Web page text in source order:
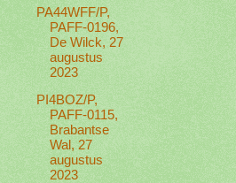
PA44WFF/P,
PAFF-0196,
De Wilck, 27
augustus
2023
PI4BOZ/P,
PAFF-0115,
Brabantse
Wal, 27
augustus
2023